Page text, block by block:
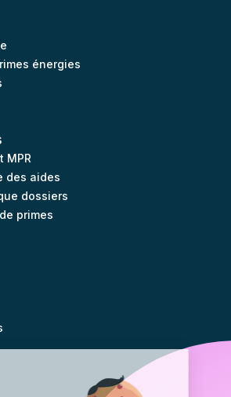
énergies
MPR
des aides
dossiers
primes